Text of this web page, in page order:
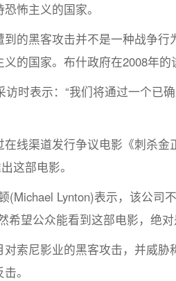
怖主义的国家。
黑客攻击并不是一种战争行
的国家。布什政府在2008年的
时表示：“我们将通过一个已
渠道发行争议电影《刺杀金
这部电影。
Lynton)表示，该公司
希望公众能看到这部电影，绝对
尼影业的黑客攻击，并威胁
。